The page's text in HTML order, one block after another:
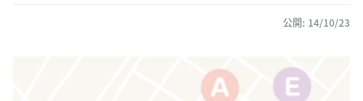
公開: 14/10/23